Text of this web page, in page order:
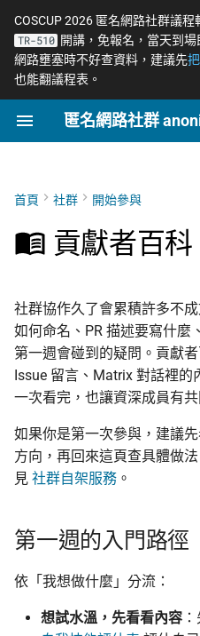
COSCUP 2026 匿名網路社群議
TR-510 開講，免報名，當天到場
網路壅塞時不好查資料，建議先
也能翻議程表。
正
初
尋
擎
概念
場景
進階
OONI 網站檢測清單
Tor Relays 觀測點
台灣 VASP 法 2026
揭弊者保護法的技術觀察
軟體更新日誌
文章類型
第一週的入門路徑
禁用句型與標點
並列引號的標點
標點集合
精簡與去 AI 味
用詞與譯名
數字與編號
檔案命名與目錄
社群自架服務
中文化與文件翻譯
為什麼我們用「正體中
如何搭建 Tor Relay
如何搭建 Tor WebTunnel
橋接
校園 Tor Relay 提案範本
校園 Tor Relay 架設 SOP
法務的 FAQ
onionoo MCP：Tor 中繼節
2026 年度路線圖
Tor Relay 校園建立研究專
題
COSCUP 2026 公開徵稿
匿名網路工作坊 2025/08
持續關注
首頁 社群 開始參與
貢獻者百科
社群協作久了會累積許多不
如何命名、PR 描述要寫什麼
第一週會碰到的疑問。貢獻者
Issue 留言、Matrix 對話裡的
一次看完，也讓資深成員有
如果你是第一次參與，建議
方向，再回來這頁查具體做
見 社群自架服務 。
第一週的入門路徑
依「我想做什麼」分流：
想試水溫，先看看內容